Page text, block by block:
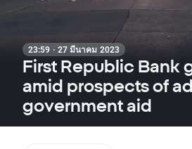
23:59 · 27 มีนาคม 2023
First Republic Bank
amid prospects of
government aid